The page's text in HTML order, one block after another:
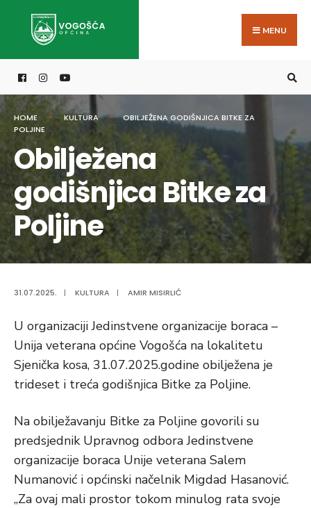
MENU
HOME KULTURA
OBILJEŽENA GODIŠNJICA BITKE ZA
POLJINE
Obilježena
godišnjica Bitke za
Poljine
31.07.2025. | KULTURA | AMIR MISIRLIĆ
U organizaciji Jedinstvene organizacije boraca –
Unija veterana općine Vogošća na lokalitetu
Sjenička kosa, 31.07.2025.godine obilježena je
trideset i treća godišnjica Bitke za Poljine.
Na obilježavanju Bitke za Poljine govorili su
predsjednik Upravnog odbora Jedinstvene
organizacije boraca Unije veterana Salem
Numanović i općinski načelnik Migdad Hasanović.
„Za ovaj mali prostor tokom minulog rata svoje
for: